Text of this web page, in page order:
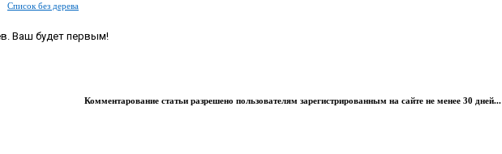
Список без дерева
Ваш будет первым!
Комментарование статьи разрешено пользователям зарегистрированным на сайте не менее 30 дней...